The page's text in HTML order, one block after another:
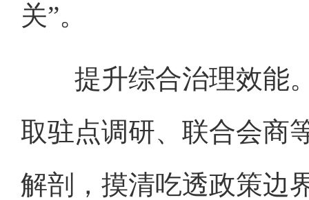
关”。
提升综合治理效能。
取驻点调研、联合会商
解剖，摸清吃透政策边